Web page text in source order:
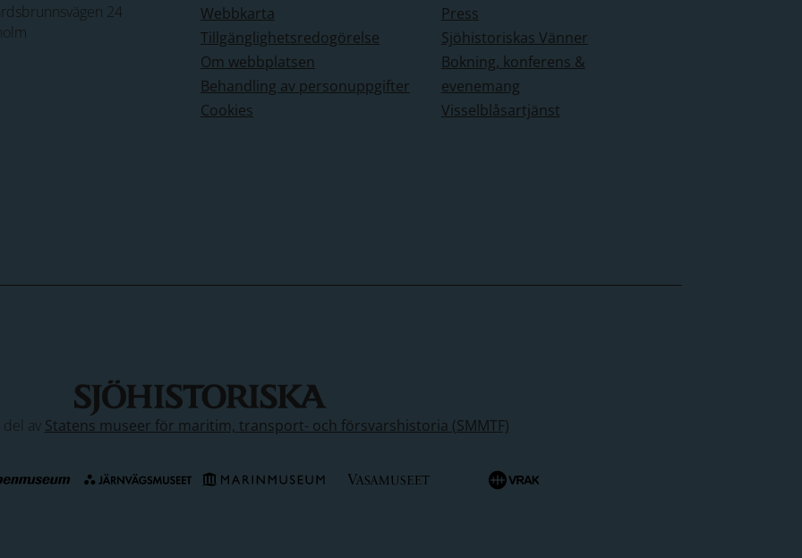
24
Webbkarta
Tillgänglighetsredogörelse
Om webbplatsen
Behandling av personuppgifter
Cookies
Press
Sjöhistoriskas Vänner
Bokning, konferens &
evenemang
Visselblåsartjänst
del av Statens museer för maritim, transport- och försvarshistoria (SMMTF)